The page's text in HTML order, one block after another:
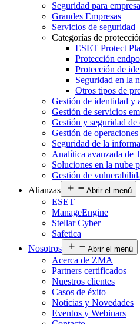
Seguridad para
Grandes Empresas
Servicios de seguridad
Categorías de
ESET Protect
Protección
Protección de
Seguridad en la
Otros tipos de
Gestión de identidad y
Gestión de servicios
Gestión y seguridad de
Gestión de
Seguridad de la
Analítica avanzada de
Soluciones en la nube
Gestión de
Alianzas
Abrir el menú
ESET
ManageEngine
Stellar Cyber
Safetica
Nosotros
Abrir el menú
Acerca de ZMA
Partners certificados
Nuestros clientes
Casos de éxito
Noticias y Novedades
Eventos y Webinars